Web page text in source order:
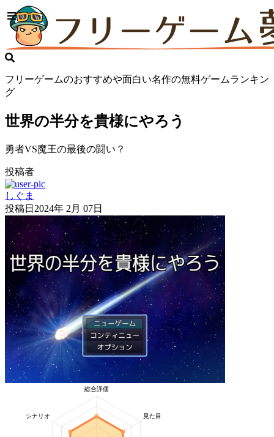
フリーゲームのおすすめや面白い名作の無料ゲームランキン
グ
世界の半分を貴様にやろう
勇者VS魔王の最後の闘い？
投稿者
しぐま
投稿日 2024年 2月 07日